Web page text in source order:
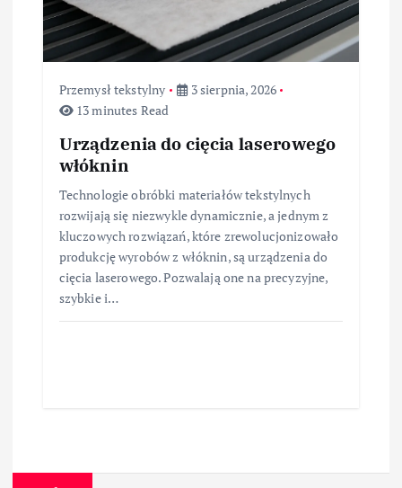
Przemysł tekstylny
3 sierpnia, 2026
13 minutes Read
Urządzenia do cięcia laserowego
włóknin
Technologie obróbki materiałów tekstylnych
rozwijają się niezwykle dynamicznie, a jednym z
kluczowych rozwiązań, które zrewolucjonizowało
produkcję wyrobów z włóknin, są urządzenia do
cięcia laserowego. Pozwalają one na precyzyjne,
szybkie i…